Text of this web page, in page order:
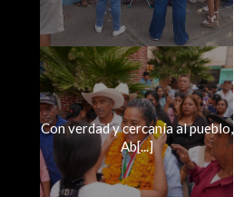
Con verdad y cercanía al pueblo,
Ab[...]